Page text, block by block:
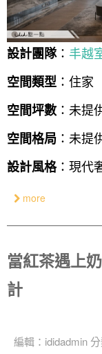
設計團隊： 丰越
空間類型 ：住家
空間坪數 ：未提
空間格局 ：未提
設計風格：現代
more
當紅茶遇上
計
編輯： ididadmin